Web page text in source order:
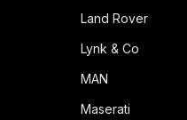
Land Rover
Lynk & Co
MAN
Maserati